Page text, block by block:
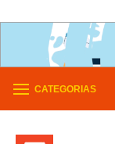
CATEGORIAS